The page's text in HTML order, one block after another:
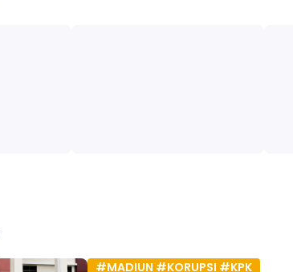
#MADIUN #KORUPSI #KPK